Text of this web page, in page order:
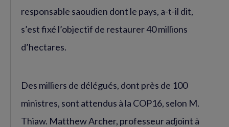
responsable saoudien dont le pays, a-t-il dit,
s’est fixé l’objectif de restaurer 40 millions
d’hectares.
Des milliers de délégués, dont près de 100
ministres, sont attendus à la COP16, selon M.
Thiaw. Matthew Archer, professeur adjoint à